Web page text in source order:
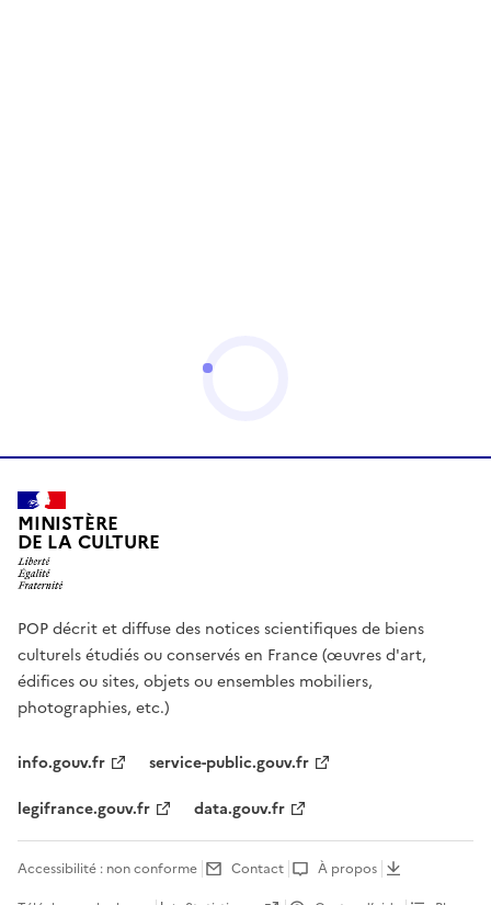
MINISTÈRE
DE LA CULTURE
POP décrit et diffuse des notices scientifiques de biens
culturels étudiés ou conservés en France (œuvres d'art,
édifices ou sites, objets ou ensembles mobiliers,
photographies, etc.)
info.gouv.fr
service-public.gouv.fr
legifrance.gouv.fr
data.gouv.fr
Accessibilité : non conforme Contact
À propos